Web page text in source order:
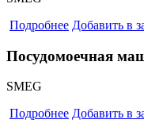
Подробнее Добавить в
Посудомоечная
SMEG
Подробнее Добавить в